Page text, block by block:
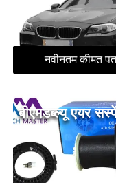
नवीनतम कीमत
बीएमडब्ल्यू एयर